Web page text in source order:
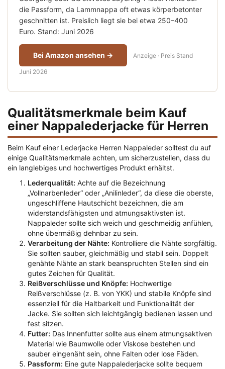
die Passform, da Lammnappa oft etwas körperbetonter
geschnitten ist. Preislich liegt sie bei etwa 250–400
Euro. Stand: Juni 2026
Bei Amazon ansehen → Anzeige · Preis Stand
Juni 2026
Qualitätsmerkmale beim Kauf
einer Nappalederjacke für Herren
Beim Kauf einer Lederjacke Herren Nappaleder solltest du auf
einige Qualitätsmerkmale achten, um sicherzustellen, dass du
ein langlebiges und hochwertiges Produkt erhältst.
Lederqualität: Achte auf die Bezeichnung
„Vollnarbenleder“ oder „Anilinleder“, da diese die oberste,
ungeschliffene Hautschicht bezeichnen, die am
widerstandsfähigsten und atmungsaktivsten ist.
Nappaleder sollte sich weich und geschmeidig anfühlen,
ohne übermäßig dehnbar zu sein.
Verarbeitung der Nähte: Kontrolliere die Nähte sorgfältig.
Sie sollten sauber, gleichmäßig und stabil sein. Doppelt
genähte Nähte an stark beanspruchten Stellen sind ein
gutes Zeichen für Qualität.
Reißverschlüsse und Knöpfe: Hochwertige
Reißverschlüsse (z. B. von YKK) und stabile Knöpfe sind
essenziell für die Haltbarkeit und Funktionalität der
Jacke. Sie sollten sich leichtgängig bedienen lassen und
fest sitzen.
Futter: Das Innenfutter sollte aus einem atmungsaktiven
Material wie Baumwolle oder Viskose bestehen und
sauber eingenäht sein, ohne Falten oder lose Fäden.
Passform: Eine gute Nappalederjacke sollte bequem